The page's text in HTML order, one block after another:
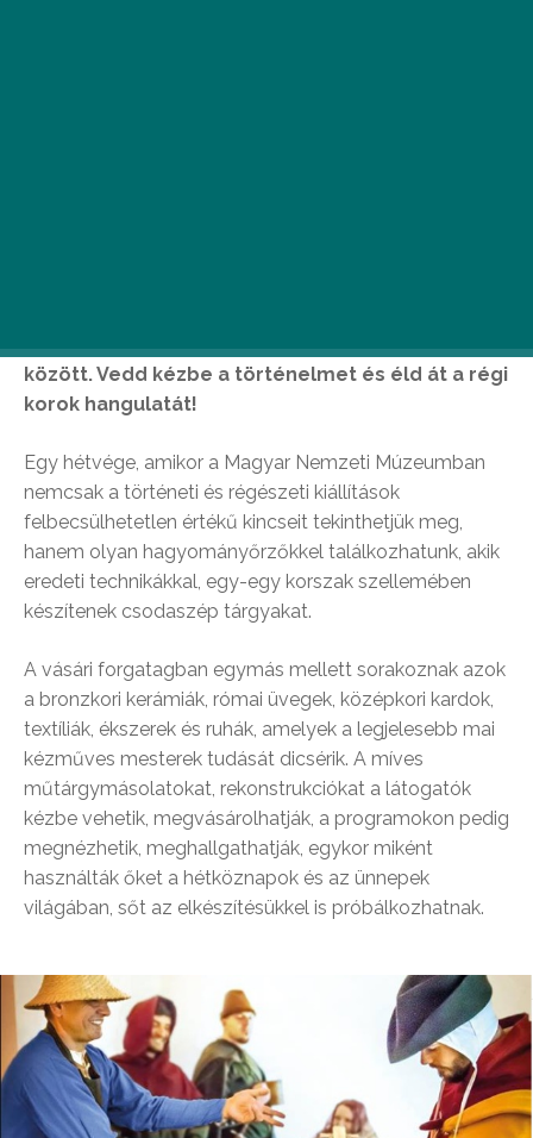
Múzeumban 2019. november 30. és december 1.
között. Vedd kézbe a történelmet és éld át a régi
korok hangulatát!
Egy hétvége, amikor a Magyar Nemzeti Múzeumban
nemcsak a történeti és régészeti kiállítások
felbecsülhetetlen értékű kincseit tekinthetjük meg,
hanem olyan hagyományőrzőkkel találkozhatunk, akik
eredeti technikákkal, egy-egy korszak szellemében
készítenek csodaszép tárgyakat.
A vásári forgatagban egymás mellett sorakoznak azok
a bronzkori kerámiák, római üvegek, középkori kardok,
textíliák, ékszerek és ruhák, amelyek a legjelesebb mai
kézműves mesterek tudását dicsérik. A míves
műtárgymásolatokat, rekonstrukciókat a látogatók
kézbe vehetik, megvásárolhatják, a programokon pedig
megnézhetik, meghallgathatják, egykor miként
használták őket a hétköznapok és az ünnepek
világában, sőt az elkészítésükkel is próbálkozhatnak.